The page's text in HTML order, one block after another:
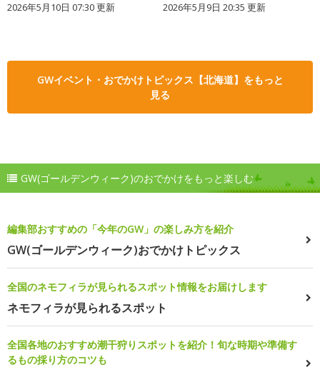
2026年5月10日 07:30 更新 2026年5月9日 20:35 更新
GWイベント・おでかけトピックス【北海道】をもっと
見る
GW(ゴールデンウィーク)のおでかけをもっと楽しむ
編集部おすすめの「今年のGW」の楽しみ方を紹介
GW(ゴールデンウィーク)おでかけトピックス
全国のネモフィラが見られるスポット情報をお届けします
ネモフィラが見られるスポット
全国各地のおすすめ潮干狩りスポットを紹介！旬な時期や準備す
るもの採り方のコツも